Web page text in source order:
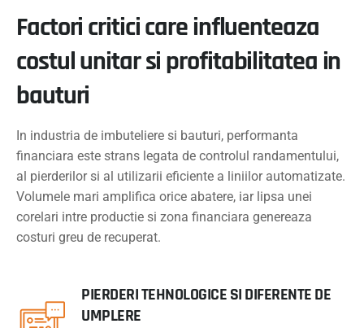
Factori critici care influenteaza
costul unitar si profitabilitatea in
bauturi
In industria de imbuteliere si bauturi, performanta
financiara este strans legata de controlul randamentului,
al pierderilor si al utilizarii eficiente a liniilor automatizate.
Volumele mari amplifica orice abatere, iar lipsa unei
corelari intre productie si zona financiara genereaza
costuri greu de recuperat.
PIERDERI TEHNOLOGICE SI DIFERENTE DE
UMPLERE